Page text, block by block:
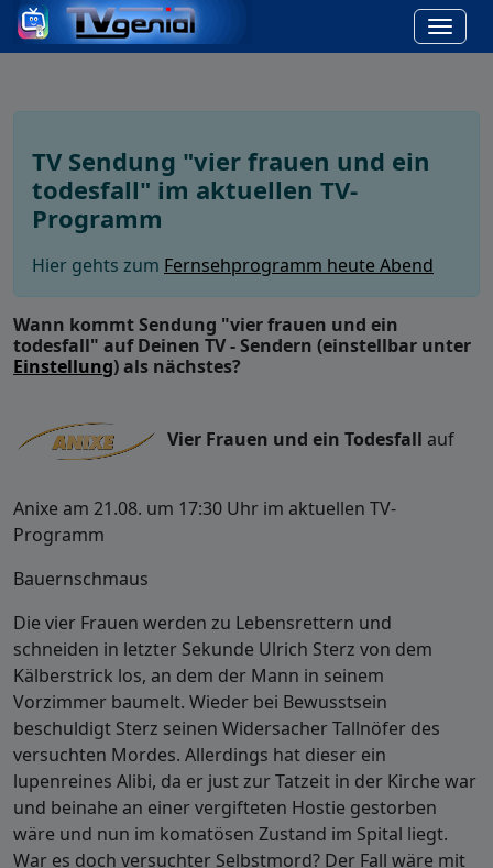
TV Sendung "vier frauen und ein
todesfall" im aktuellen TV-
Programm
Hier gehts zum Fernsehprogramm heute Abend
Wann kommt Sendung "vier frauen und ein
todesfall" auf Deinen TV - Sendern (einstellbar unter
Einstellung) als nächstes?
Vier Frauen und ein Todesfall auf
Anixe am 21.08. um 17:30 Uhr im aktuellen TV-
Programm
Bauernschmaus
Die vier Frauen werden zu Lebensrettern und
schneiden in letzter Sekunde Ulrich Sterz von dem
Kälberstrick los, an dem der Mann in seinem
Vorzimmer baumelt. Wieder bei Bewusstsein
beschuldigt Sterz seinen Widersacher Tallnöfer des
versuchten Mordes. Allerdings hat dieser ein
lupenreines Alibi, da er just zur Tatzeit in der Kirche war
und beinahe an einer vergifteten Hostie gestorben
wäre und nun im komatösen Zustand im Spital liegt.
War es doch versuchter Selbstmord? Der Fall wäre mit